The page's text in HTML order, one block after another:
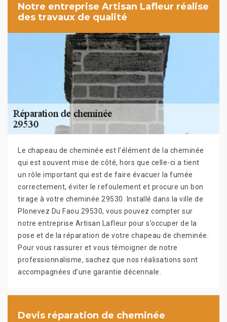
Notre entreprise Artisan Lafleur réalise
des travaux de qualité
Le chapeau de cheminée est l’élément de la cheminée
qui est souvent mise de côté, hors que celle-ci a tient
un rôle important qui est de faire évacuer la fumée
correctement, éviter le refoulement et procure un bon
tirage à votre cheminée 29530. Installé dans la ville de
Plonevez Du Faou 29530, vous pouvez compter sur
notre entreprise Artisan Lafleur pour s’occuper de la
pose et de la réparation de votre chapeau de cheminée.
Pour vous rassurer et vous témoigner de notre
professionnalisme, sachez que nos réalisations sont
accompagnées d’une garantie décennale.
Devis réparation de cheminée